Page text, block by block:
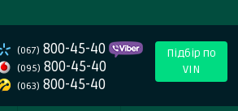
(067) 800-45-40
(095) 800-45-40
(063) 800-45-40
Підбір по
VIN